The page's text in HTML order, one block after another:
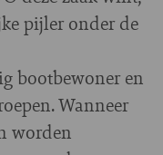
pijler onder de
bootbewoner en
Wanneer
worden